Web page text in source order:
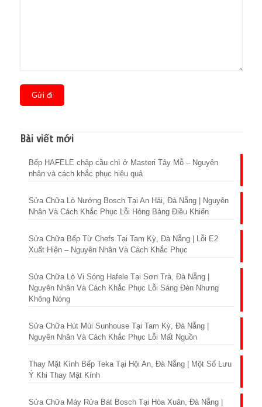
Bài viết mới
Bếp HAFELE chập cầu chì ở Masteri Tây Mỗ – Nguyên
nhân và cách khắc phục hiệu quả
Sửa Chữa Lò Nướng Bosch Tại An Hải, Đà Nẵng | Nguyên
Nhân Và Cách Khắc Phục Lỗi Hỏng Bảng Điều Khiển
Sửa Chữa Bếp Từ Chefs Tại Tam Kỳ, Đà Nẵng | Lỗi E2
Xuất Hiện – Nguyên Nhân Và Cách Khắc Phục
Sửa Chữa Lò Vi Sóng Hafele Tại Sơn Trà, Đà Nẵng |
Nguyên Nhân Và Cách Khắc Phục Lỗi Sáng Đèn Nhưng
Không Nóng
Sửa Chữa Hút Mùi Sunhouse Tại Tam Kỳ, Đà Nẵng |
Nguyên Nhân Và Cách Khắc Phục Lỗi Mất Nguồn
Thay Mặt Kính Bếp Teka Tại Hội An, Đà Nẵng | Một Số Lưu
Ý Khi Thay Mặt Kính
Sửa Chữa Máy Rửa Bát Bosch Tại Hòa Xuân, Đà Nẵng |